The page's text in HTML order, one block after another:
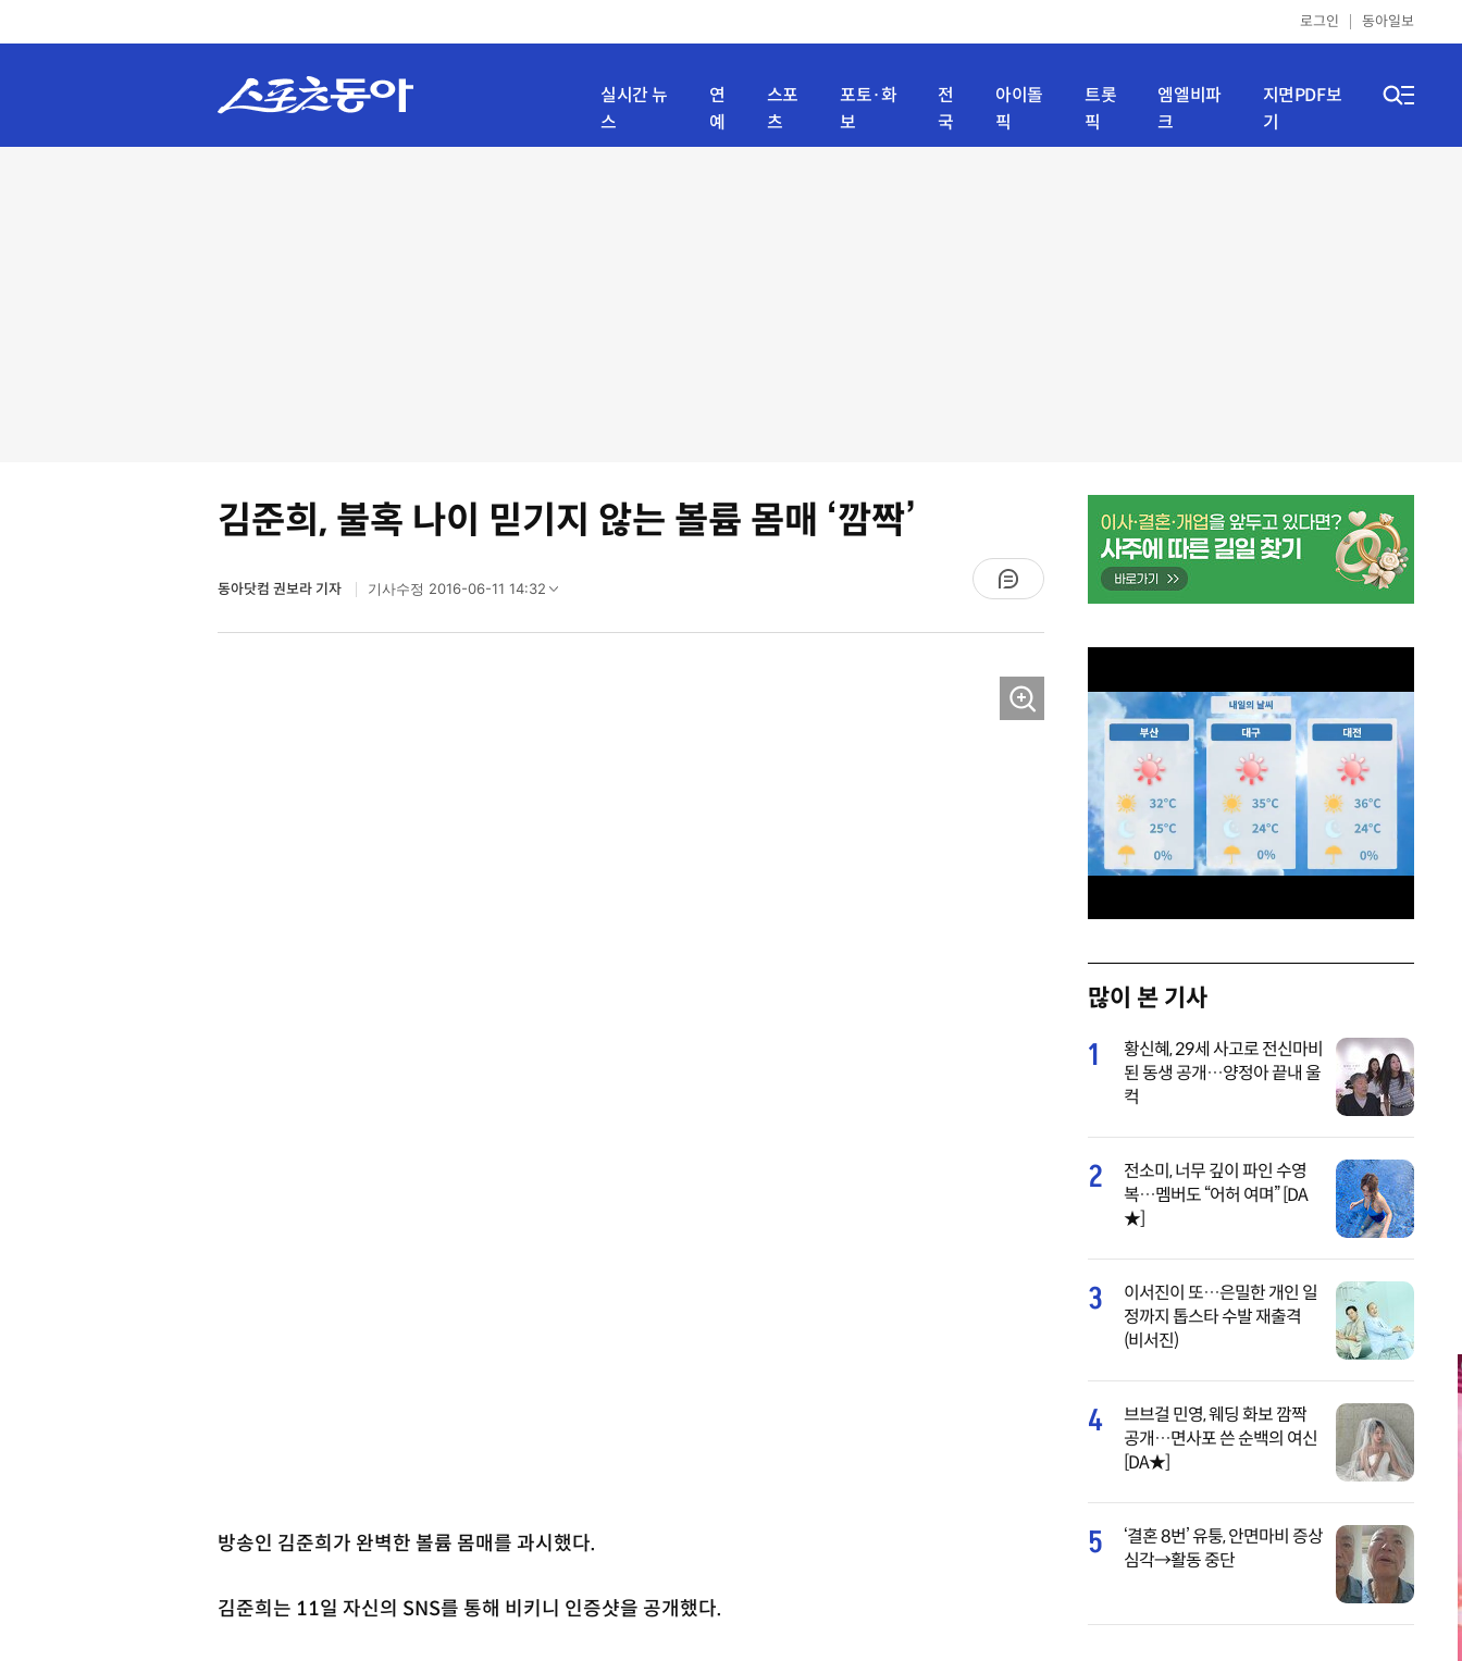
로그인 동아일보
실시간 뉴
스
연
예
스포
츠
포토·화
보
전
국
아이돌
픽
트롯
픽
엠엘비파
크
지면PDF보
기
김준희, 불혹 나이 믿기지 않는 볼륨 몸매 ‘깜짝’
동아닷컴 권보라 기자 기사수정 2016-06-11 14:32
방송인 김준희가 완벽한 볼륨 몸매를 과시했다.
김준희는 11일 자신의 SNS를 통해 비키니 인증샷을 공개했다.
t
e
많이 본 기사
1
황신혜, 29세 사고로 전신마비
된 동생 공개…양정아 끝내 울
컥
2
전소미, 너무 깊이 파인 수영
복…멤버도 “어허 여며” [DA
★]
3
이서진이 또…은밀한 개인 일
정까지 톱스타 수발 재출격
(비서진)
4
브브걸 민영, 웨딩 화보 깜짝
공개…면사포 쓴 순백의 여신
[DA★]
5
‘결혼 8번’ 유퉁, 안면마비 증상
심각→활동 중단